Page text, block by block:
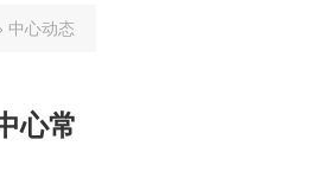
中心动态
心常